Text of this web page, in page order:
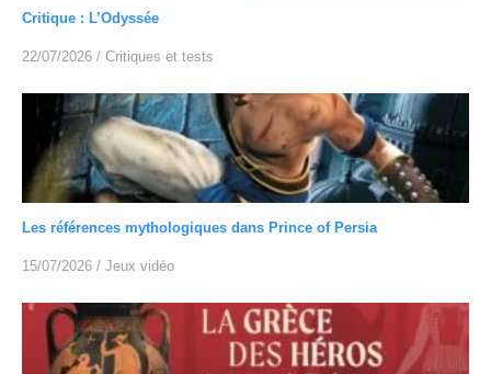
Critique : L’Odyssée
22/07/2026 / Critiques et tests
Les références mythologiques dans Prince of Persia
15/07/2026 / Jeux vidéo